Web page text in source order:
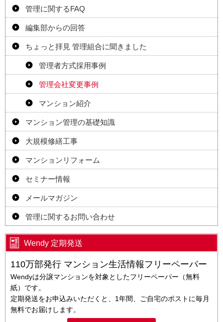
管理に関するFAQ
編集部からの回答
ちょっと拝見 管理組合に聞きました
管理者方式採用事例
管理会社変更事例
マンション紹介
マンション管理の基礎知識
大規模修繕工事
マンションリフォーム
セミナー情報
メールマガジン
管理に関するお問い合わせ
Wendy 定期発送
110万部発行 マンション生活情報フリーペーパー
Wendyは分譲マンションを対象としたフリーペーパー（無料
紙）です。
定期発送をお申込みいただくと、1年間、ご自宅のポストに毎月
無料でお届けします。